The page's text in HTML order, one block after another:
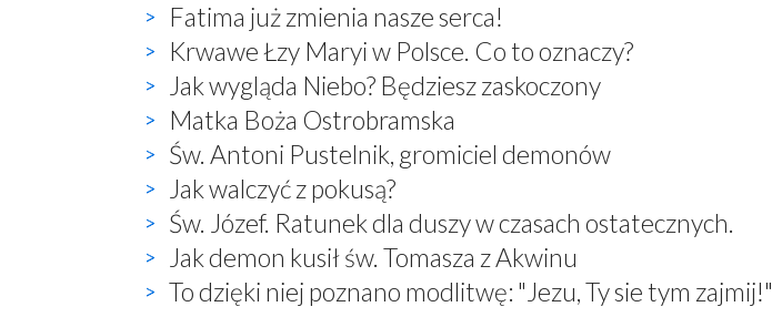
Fatima już zmienia nasze serca!
Krwawe Łzy Maryi w Polsce. Co to oznaczy?
Jak wygląda Niebo? Będziesz zaskoczony
Matka Boża Ostrobramska
Św. Antoni Pustelnik, gromiciel demonów
Jak walczyć z pokusą?
Św. Józef. Ratunek dla duszy w czasach ostatecznych.
Jak demon kusił św. Tomasza z Akwinu
To dzięki niej poznano modlitwę: "Jezu, Ty sie tym zajmij!"